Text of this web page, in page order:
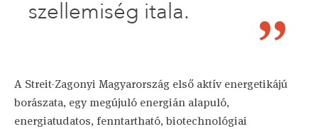
szellemiség itala.
A Streit-Zagonyi Magyarország első aktív energetikájú
borászata, egy megújuló energián alapuló,
energiatudatos, fenntartható, biotechnológiai